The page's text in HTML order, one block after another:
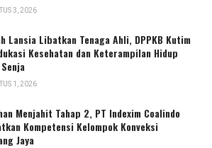
3, 2026
Lansia Libatkan Tenaga Ahli, DPPKB Kutim
Kesehatan dan Keterampilan Hidup
1, 2026
Menjahit Tahap 2, PT Indexim Coalindo
Kompetensi Kelompok Konveksi
Jaya